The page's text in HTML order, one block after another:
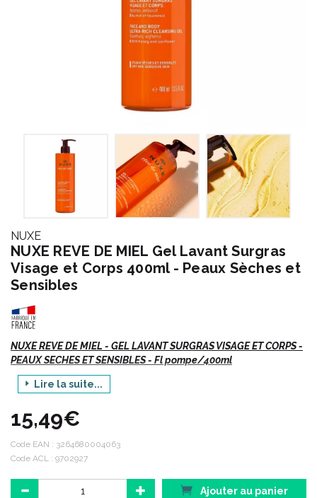
NUXE
NUXE REVE DE MIEL Gel Lavant Surgras
Visage et Corps 400ml - Peaux Sèches et
Sensibles
NUXE REVE DE MIEL - GEL LAVANT SURGRAS VISAGE ET CORPS -
PEAUX SECHES ET SENSIBLES - Fl pompe/400ml
APAISE, ADOUCIT.
Peaux sèches et sensibles.
Visage et Corps.
87% d' ingrédients d' origine naturelle.
Lire la suite...
15,49€
Code EAN : 3264680004063
Code ACL : 9702927
Ajouter au panier